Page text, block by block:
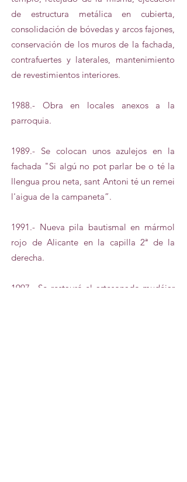
de estructura metálica en cubierta,
consolidación de bóvedas y arcos fajones,
conservación de los muros de la fachada,
contrafuertes y laterales, mantenimiento
de revestimientos interiores.
1988.- Obra en locales anexos a la
parroquia.
1989.- Se colocan unos azulejos en la
fachada "Si algú no pot parlar be o té la
llengua prou neta, sant Antoni té un remei
l'aigua de la campaneta”.
1991.- Nueva pila bautismal en mármol
rojo de Alicante en la capilla 2ª de la
derecha.
1997.- Se restauró el artesonado mudéjar